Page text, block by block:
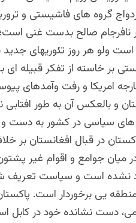
گروه های فاشیستی و
صالح بدست غنی است؛
ولو هر روز تئوریهای جدید
خاسته از تفکر قبیله ای
امریکا و رفت وآمدهای
و بالعکس آن به طور افتابی
سیاسی در کشور به دست و
در قبال افغانستان بر
میان جوامع و اقوام غیر
نشده است و سیاست تعریف
یی برخوردار است.
دست نشانده خود در کابل